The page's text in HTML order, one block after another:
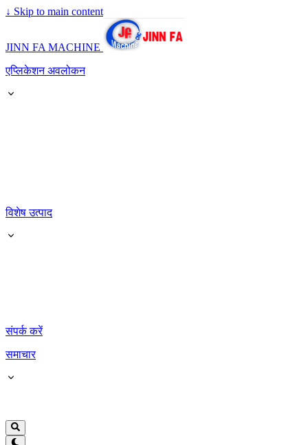
↓ Skip to main content
JINN FA MACHINE
एप्लिकेशन अवलोकन
विशेष उत्पाद
संपर्क करें
समाचार